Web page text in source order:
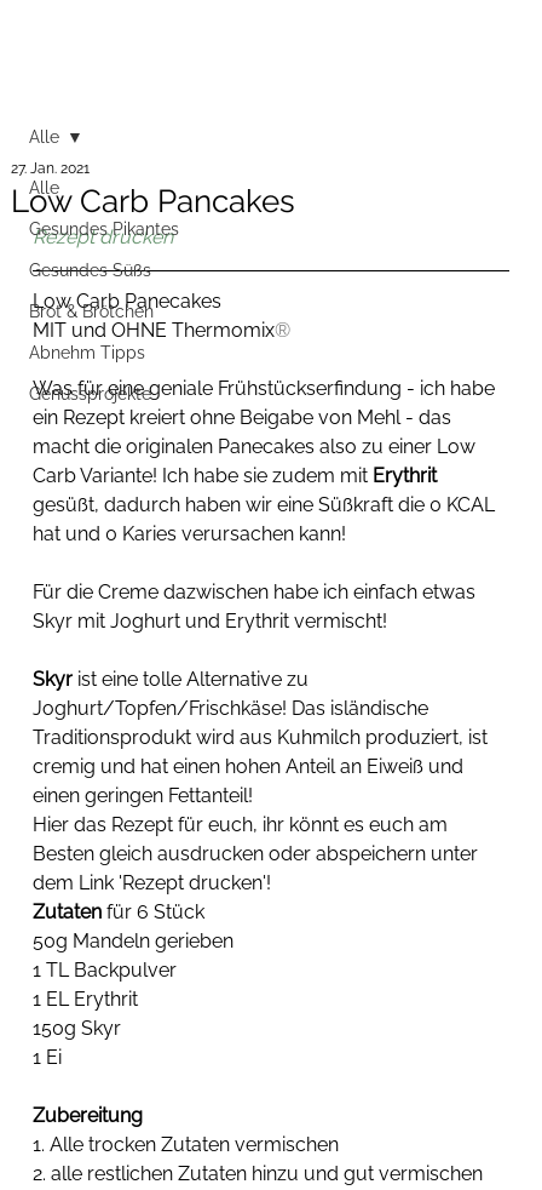
Alle
Gesundes Pikantes
Gesundes Süßs
Brot & Brötchen
Abnehm Tipps
Genussprojekte
Alle
Low Carb Pancakes
27. Jan. 2021
Rezept drucken
Low Carb Panecakes
MIT und OHNE Thermomix®
Was für eine geniale Frühstückserfindung - ich habe
ein Rezept kreiert ohne Beigabe von Mehl - das
macht die originalen Panecakes also zu einer Low
Carb Variante! Ich habe sie zudem mit Erythrit
gesüßt, dadurch haben wir eine Süßkraft die 0 KCAL
hat und 0 Karies verursachen kann!
Für die Creme dazwischen habe ich einfach etwas
Skyr mit Joghurt und Erythrit vermischt!
Skyr ist eine tolle Alternative zu
Joghurt/Topfen/Frischkäse! Das isländische
Traditionsprodukt wird aus Kuhmilch produziert, ist
cremig und hat einen hohen Anteil an Eiweiß und
einen geringen Fettanteil!
Hier das Rezept für euch, ihr könnt es euch am
Besten gleich ausdrucken oder abspeichern unter
dem Link 'Rezept drucken'!
Zutaten für 6 Stück
50g Mandeln gerieben
1 TL Backpulver
1 EL Erythrit
150g Skyr
1 Ei
Zubereitung
1. Alle trocken Zutaten vermischen
2. alle restlichen Zutaten hinzu und gut vermischen